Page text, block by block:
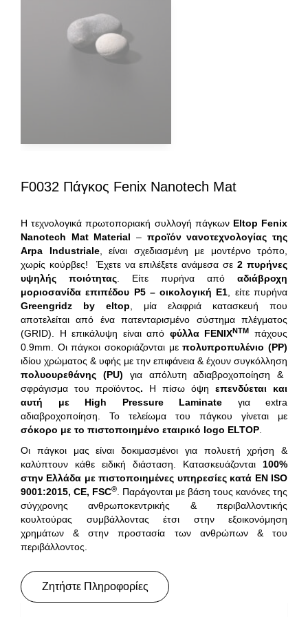
F0032 Πάγκος Fenix Nanotech Mat
H τεχνολογικά πρωτοποριακή συλλογή πάγκων Eltop Fenix
Nanotech
Mat Material – προϊόν νανοτεχνολογίας της
Arpa
Industriale, είναι σχεδιασμένη με μοντέρνο τρόπο,
χωρίς κούρβες! Έχετε να επιλέξετε ανάμεσα σε2 πυρήνες
υψηλής ποιότητας . Είτε πυρήνα από αδιάβροχη
μοριοσανίδα επιπέδου P5 – οικολογική Ε1 , είτε πυρήνα
Greengridz by eltop , μία ελαφριά κατασκευή που
αποτελείται από ένα πατενταρισμένο σύστημα πλέγματος
(GRID). Η επικάλυψη είναι από φύλλα FENIXNTM
πάχους
0.9mm. Οι πάγκοι σοκοριάζονται μεπολυπροπυλένιο (PP)
ιδίου χρώματος & υφής με την επιφάνεια & έχουν συγκόλληση
πολυουρεθάνης (PU) για απόλυτη αδιαβροχοποίηση &
σφράγισμα του προϊόντος. Η πίσω όψη επενδύεται και
αυτή με High Pressure Laminate για extra
αδιαβροχοποίηση. Το τελείωμα του πάγκου γίνεται με
σόκορο με το πιστοποιημένο εταιρικό logo ELTOP
Οι πάγκοι μας είναι δοκιμασμένοι για πολυετή χρήση &
καλύπτουν κάθε ειδική διάσταση. Κατασκευάζονται 100%
στην Ελλάδα με πιστοποιημένες υπηρεσίες κατά EN ISO
9001:2015, CE, FSC®
. Παράγονται με βάση τους κανόνες της
σύγχρονης ανθρωποκεντρικής & περιβαλλοντικής
κουλτούρας συμβάλλοντας έτσι στην εξοικονόμηση
χρημάτων & στην προστασία των ανθρώπων & του
περιβάλλοντος.
Ζητήστε Πληροφορίες